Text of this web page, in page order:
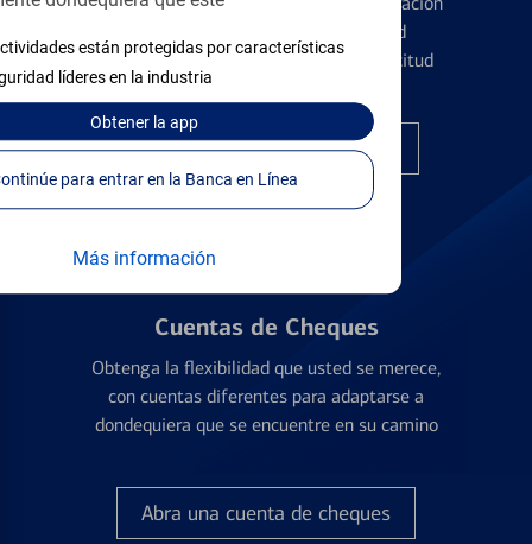
están protegidas por características
líderes en la industria
Obtenerla app
Continúe para entrar en la Banca en Línea
Más información
de tarjetas de crédito y la identidad
financiera antes de presentar una solicitud
Encuentre la tarjeta correcta
Cuentas de Cheques
Obtenga la flexibilidad que usted se merece,
con cuentas diferentes para adaptarse a
dondequiera que se encuentre en su camino
Abra una cuenta de cheques